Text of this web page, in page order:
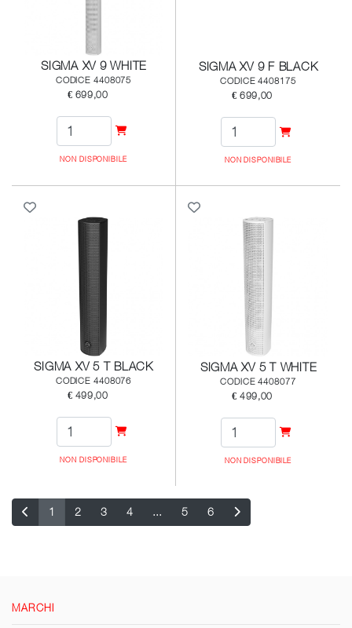
SIGMA XV 9 WHITE
CODICE 4408075
€ 699,00
NON DISPONIBILE
SIGMA XV 9 F BLACK
CODICE 4408175
€ 699,00
NON DISPONIBILE
SIGMA XV 5 T BLACK
CODICE 4408076
€ 499,00
NON DISPONIBILE
SIGMA XV 5 T WHITE
CODICE 4408077
€ 499,00
NON DISPONIBILE
1 2 3 4 ... 5 6
MARCHI